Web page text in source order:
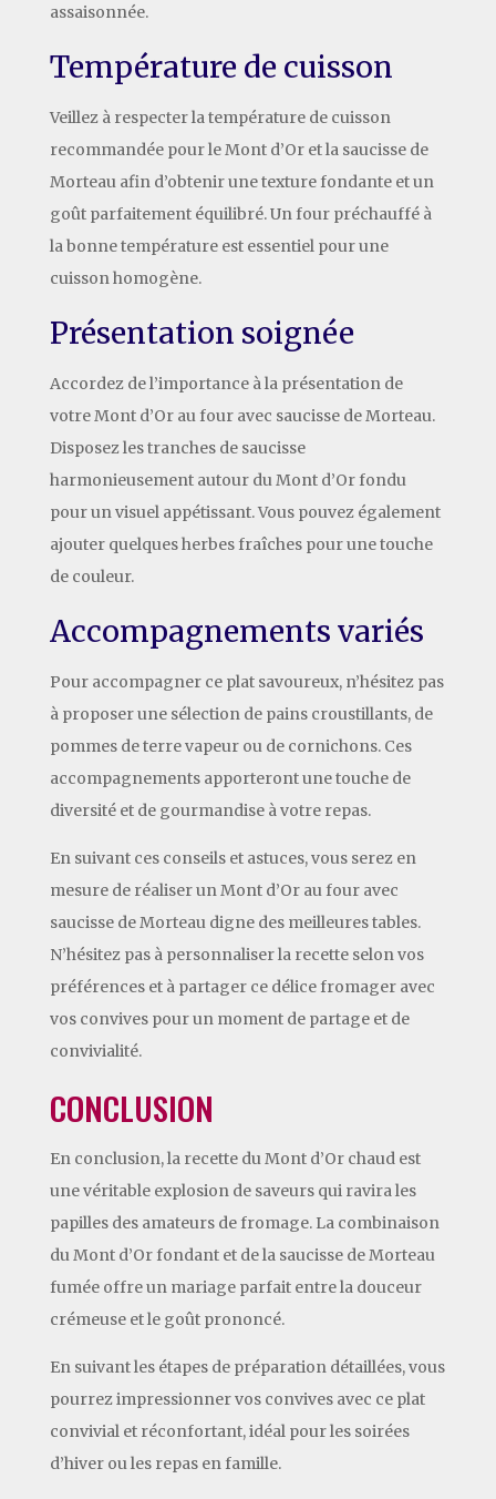
assaisonnée.
Température de cuisson
Veillez à respecter la température de cuisson
recommandée pour le Mont d’Or et la saucisse de
Morteau afin d’obtenir une texture fondante et un
goût parfaitement équilibré. Un four préchauffé à
la bonne température est essentiel pour une
cuisson homogène.
Présentation soignée
Accordez de l’importance à la présentation de
votre Mont d’Or au four avec saucisse de Morteau.
Disposez les tranches de saucisse
harmonieusement autour du Mont d’Or fondu
pour un visuel appétissant. Vous pouvez également
ajouter quelques herbes fraîches pour une touche
de couleur.
Accompagnements variés
Pour accompagner ce plat savoureux, n’hésitez pas
à proposer une sélection de pains croustillants, de
pommes de terre vapeur ou de cornichons. Ces
accompagnements apporteront une touche de
diversité et de gourmandise à votre repas.
En suivant ces conseils et astuces, vous serez en
mesure de réaliser un Mont d’Or au four avec
saucisse de Morteau digne des meilleures tables.
N’hésitez pas à personnaliser la recette selon vos
préférences et à partager ce délice fromager avec
vos convives pour un moment de partage et de
convivialité.
CONCLUSION
En conclusion, la recette du Mont d’Or chaud est
une véritable explosion de saveurs qui ravira les
papilles des amateurs de fromage. La combinaison
du Mont d’Or fondant et de la saucisse de Morteau
fumée offre un mariage parfait entre la douceur
crémeuse et le goût prononcé.
En suivant les étapes de préparation détaillées, vous
pourrez impressionner vos convives avec ce plat
convivial et réconfortant, idéal pour les soirées
d’hiver ou les repas en famille.